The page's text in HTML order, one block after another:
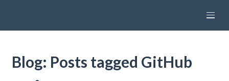
Blog: Posts tagged GitHub